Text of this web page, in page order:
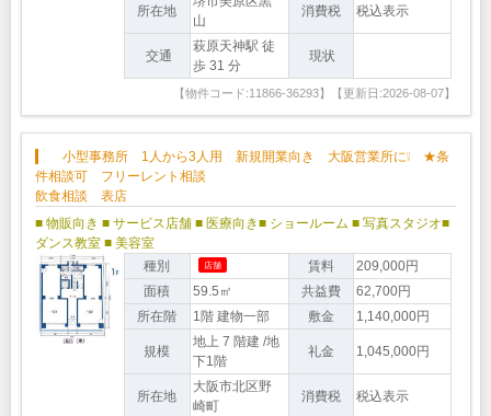
所在地
山
消費税 税込表示
交通
萩原天神駅 徒
歩 31 分
現状
【物件コード:11866-36293】【更新日:2026-08-07】
小型事務所 1人から3人用 新規開業向き 大阪営業所に❕ ★条
件相談可 フリーレント相談
飲食相談 表店
■ 物販向き ■ サービス店舗 ■ 医療向き■ ショールーム ■ 写真スタジオ■
ダンス教室 ■ 美容室
種別
店舗 賃料
209,000円
面積
59.5㎡ 共益費
62,700円
所在階
1階 建物一部 敷金 1,140,000円
規模
地上 7 階建 /地
下1階
礼金 1,045,000円
所在地
大阪市北区野
崎町
消費税 税込表示